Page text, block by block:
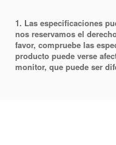
1. Las especificaciones
nos reservamos el
favor, compruebe las
producto puede verse
monitor, que puede ser